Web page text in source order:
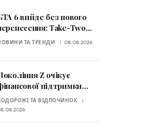
6 вийде без нового
Take-Two
дату релізу
ТА ТРЕНДИ 08.08.2026
Z очікує
підтримки
хто платить за
ТА ВІДПОЧИНОК